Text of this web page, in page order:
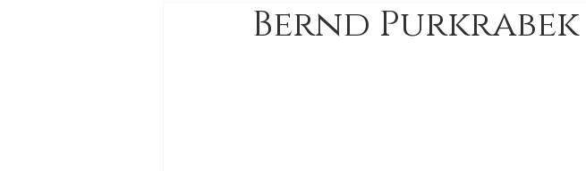
special project design illustrator choreographer
Bernd